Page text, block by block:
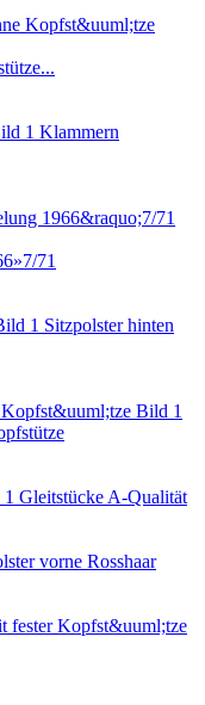
Klammern
71
Sitzpolster hinten
Gleitstücke A-Qualität
vorne Rosshaar